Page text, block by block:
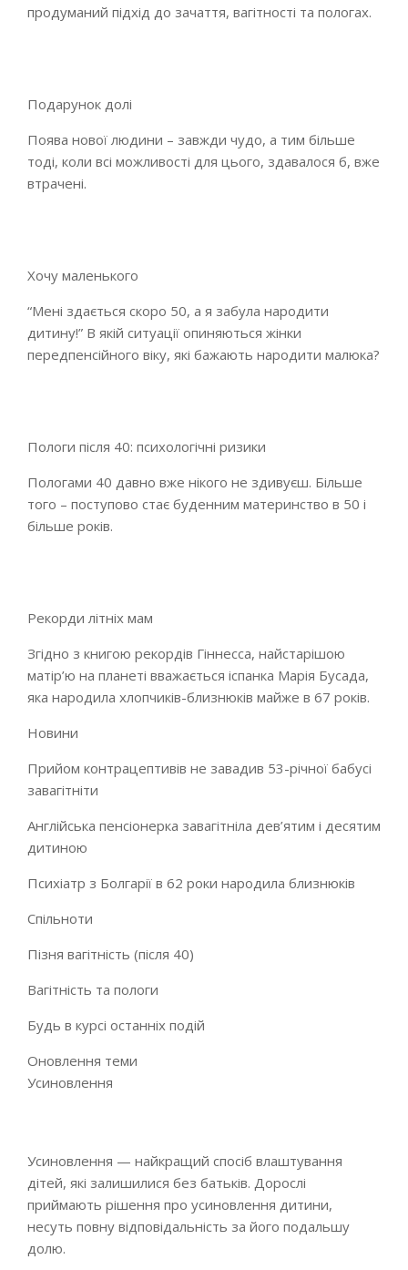
продуманий підхід до зачаття, вагітності та пологах.
Подарунок долі
Поява нової людини – завжди чудо, а тим більше
тоді, коли всі можливості для цього, здавалося б, вже
втрачені.
Хочу маленького
“Мені здається скоро 50, а я забула народити
дитину!” В якій ситуації опиняються жінки
передпенсійного віку, які бажають народити малюка?
Пологи після 40: психологічні ризики
Пологами 40 давно вже нікого не здивуєш. Більше
того – поступово стає буденним материнство в 50 і
більше років.
Рекорди літніх мам
Згідно з книгою рекордів Гіннесса, найстарішою
матір’ю на планеті вважається іспанка Марія Бусада,
яка народила хлопчиків-близнюків майже в 67 років.
Новини
Прийом контрацептивів не завадив 53-річної бабусі
завагітніти
Англійська пенсіонерка завагітніла дев’ятим і десятим
дитиною
Психіатр з Болгарії в 62 роки народила близнюків
Спільноти
Пізня вагітність (після 40)
Вагітність та пологи
Будь в курсі останніх подій
Оновлення теми
Усиновлення
Усиновлення — найкращий спосіб влаштування
дітей, які залишилися без батьків. Дорослі
приймають рішення про усиновлення дитини,
несуть повну відповідальність за його подальшу
долю.